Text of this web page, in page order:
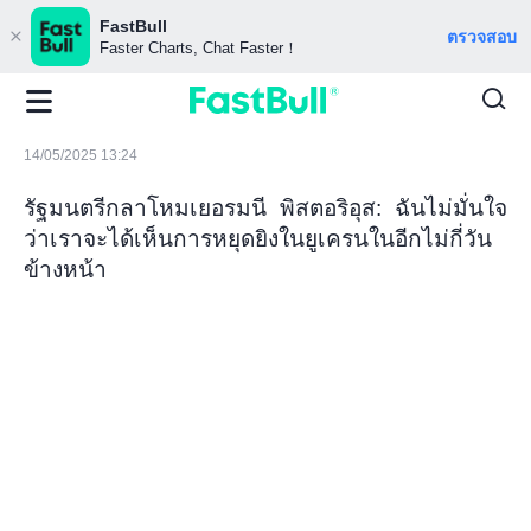
FastBull
Faster Charts, Chat Faster！
ตรวจสอบ
14/05/2025 13:24
รัฐมนตรีกลาโหมเยอรมนี พิสตอริอุส: ฉันไม่มั่นใจ
ว่าเราจะได้เห็นการหยุดยิงในยูเครนในอีกไม่กี่วัน
ข้างหน้า